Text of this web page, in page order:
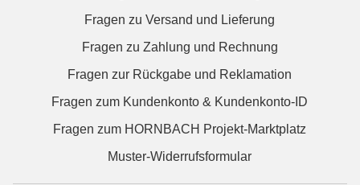
Fragen zu Versand und Lieferung
Fragen zu Zahlung und Rechnung
Fragen zur Rückgabe und Reklamation
Fragen zum Kundenkonto & Kundenkonto-ID
Fragen zum HORNBACH Projekt-Marktplatz
Muster-Widerrufsformular